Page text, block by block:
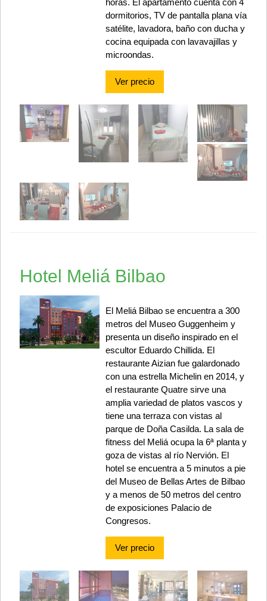
horas. El apartamento cuenta con 4
dormitorios, TV de pantalla plana vía
satélite, lavadora, baño con ducha y
cocina equipada con lavavajillas y
microondas.
Ver precio
Hotel Meliá Bilbao
El Meliá Bilbao se encuentra a 300
metros del Museo Guggenheim y
presenta un diseño inspirado en el
escultor Eduardo Chillida. El
restaurante Aizian fue galardonado
con una estrella Michelin en 2014, y
el restaurante Quatre sirve una
amplia variedad de platos vascos y
tiene una terraza con vistas al
parque de Doña Casilda. La sala de
fitness del Meliá ocupa la 6ª planta y
goza de vistas al río Nervión. El
hotel se encuentra a 5 minutos a pie
del Museo de Bellas Artes de Bilbao
y a menos de 50 metros del centro
de exposiciones Palacio de
Congresos.
Ver precio